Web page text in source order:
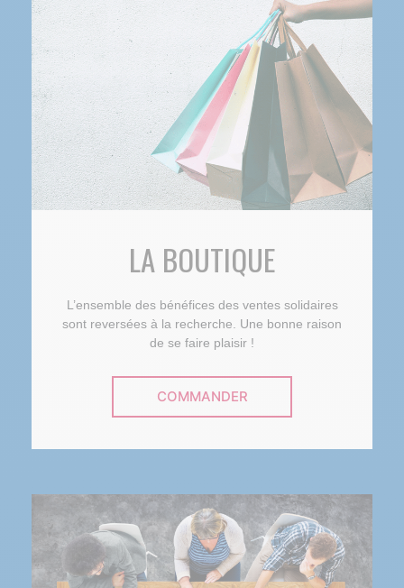
LA BOUTIQUE
L’ensemble des bénéfices des ventes solidaires
sont reversées à la recherche. Une bonne raison
de se faire plaisir !
COMMANDER